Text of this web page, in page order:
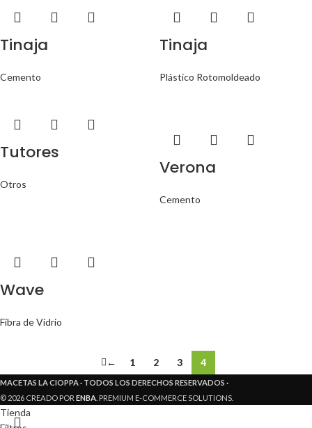
Tinaja
Cemento
Tinaja
Plástico Rotomoldeado
Tutores
Otros
Verona
Cemento
Wave
Fibra de Vidrio
← 1 2 3 4
MACETAS LA CIOPPA · TODOS LOS DERECHOS RESERVADOS ·
© 2026 CREADO POR ENBA . PREMIUM E-COMMERCE SOLUTIONS.
Tienda